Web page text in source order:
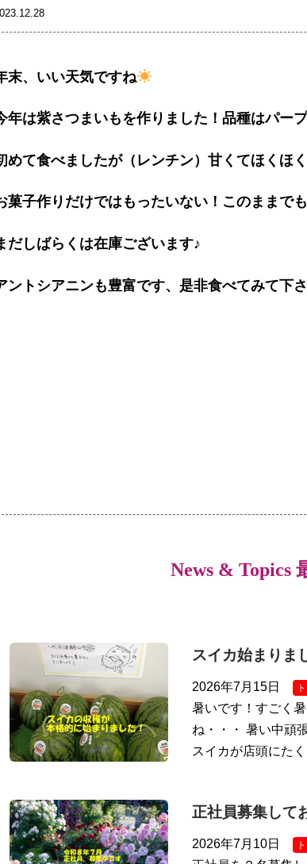
末、いい天気ですね
年は紫さつまいもを作りました！品種はパー
めて食べましたが（レンチン）甘くてほくほ
菓子作りだけではもったいない！このままで
だしばらくは在庫ございます♪
ントシアニンも豊富です、是非食べてみて下
News & Topics
スイカ始まりま
2026年7月15日
暑いです！すごく
ね・・・ 暑い中頑
スイカが店頭にた
正社員募集して
2026年7月10日